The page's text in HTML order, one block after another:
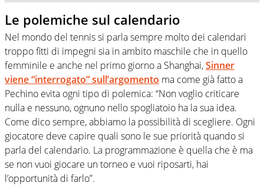
Le polemiche sul calendario
Nel mondo del tennis si parla sempre molto dei calendari
troppo fitti di impegni sia in ambito maschile che in quello
femminile e anche nel primo giorno a Shanghai,Sinner
viene “interrogato” sull’argomento ma come già fatto a
Pechino evita ogni tipo di polemica: “Non voglio criticare
nulla e nessuno, ognuno nello spogliatoio ha la sua idea.
Come dico sempre, abbiamo la possibilità di scegliere. Ogni
giocatore deve capire quali sono le sue priorità quando si
parla del calendario. La programmazione è quella che è ma
se non vuoi giocare un torneo e vuoi riposarti, hai
l’opportunità di farlo”.